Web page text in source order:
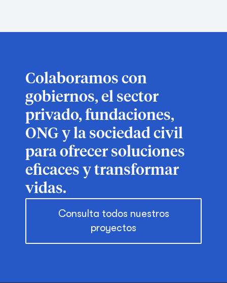
Colaboramos con
gobiernos, el sector
privado, fundaciones,
ONG y la sociedad civil
para ofrecer soluciones
eficaces y transformar
vidas.
Consulta todos nuestros
proyectos